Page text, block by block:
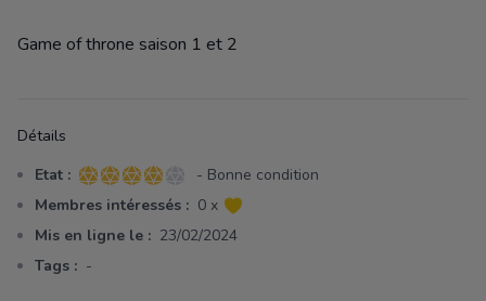
Description
Game of throne saison 1 et 2
Détails
Etat : 4 sur 5 étoiles
- Bonne condition
Membres intéressés : 0 x
Mis en ligne le : 23/02/2024
Tags : -